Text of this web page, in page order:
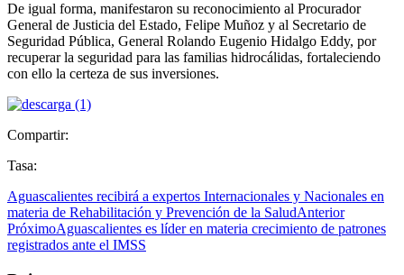
De igual forma, manifestaron su reconocimiento al Procurador
General de Justicia del Estado, Felipe Muñoz y al Secretario de
Seguridad Pública, General Rolando Eugenio Hidalgo Eddy, por
recuperar la seguridad para las familias hidrocálidas, fortaleciendo
con ello la certeza de sus inversiones.
Compartir:
Tasa:
Aguascalientes recibirá a expertos Internacionales y Nacionales en
materia de Rehabilitación y Prevención de la SaludAnterior
PróximoAguascalientes es líder en materia crecimiento de patrones
registrados ante el IMSS